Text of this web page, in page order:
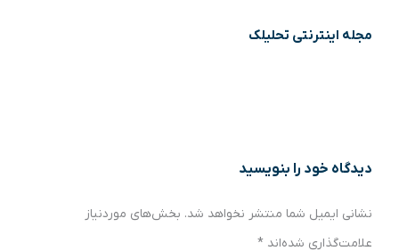
مجله اینترنتی تحلیلک
دیدگاه‌ خود را بنویسید
نشانی ایمیل شما منتشر نخواهد شد. بخش‌های موردنیاز
علامت‌گذاری شده‌اند *